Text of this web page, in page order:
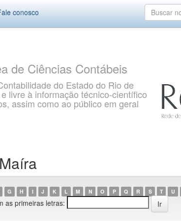
conosco
de Ciências Contábeis
do Estado do Rio de
livre à informação técnico-científico
assim como ao público em geral
G H I J K L M N O P Q R S T U
as primeiras letras: